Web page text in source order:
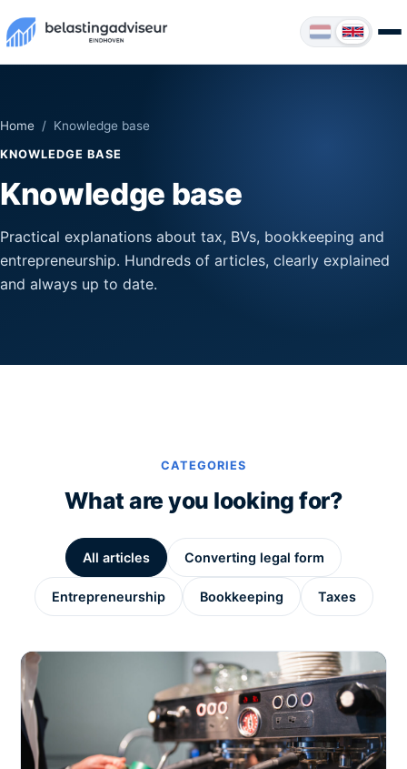
Home / Knowledge base
KNOWLEDGE BASE
Knowledge base
Practical explanations about tax, BVs, bookkeeping and
entrepreneurship. Hundreds of articles, clearly explained
and always up to date.
CATEGORIES
What are you looking for?
All articles Converting legal form
Entrepreneurship Bookkeeping Taxes